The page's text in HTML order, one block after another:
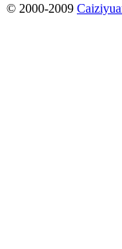
© 2000-2009